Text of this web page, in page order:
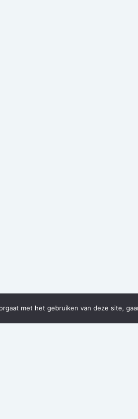
met het gebruiken van deze site,